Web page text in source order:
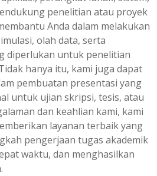
penelitian atau proyek
Anda dalam melakukan
olah data, serta
diperlukan untuk penelitian
hanya itu, kami juga dapat
pembuatan presentasi yang
untuk ujian skripsi, tesis, atau
dan keahlian kami, kami
layanan terbaik yang
pengerjaan tugas akademik
waktu, dan menghasilkan